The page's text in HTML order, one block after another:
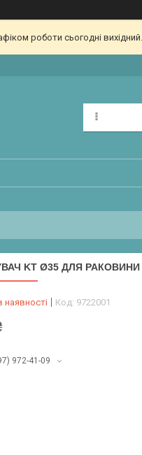
роботи сьогодні
KT Ø35 ДЛЯ РАКОВИНИ
наявності Код: 9722001
972-41-09